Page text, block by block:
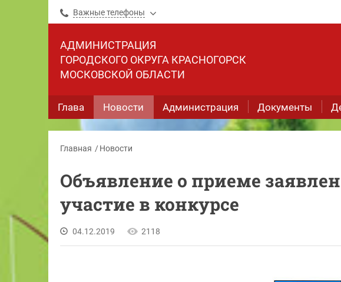
Важные телефоны
АДМИНИСТРАЦИЯ
ГОРОДСКОГО ОКРУГА КРАСНОГОРСК
МОСКОВСКОЙ ОБЛАСТИ
Глава Новости Администрация Документы
Главная Новости
Объявление о приеме
участие в конкурсе
04.12.2019 2118